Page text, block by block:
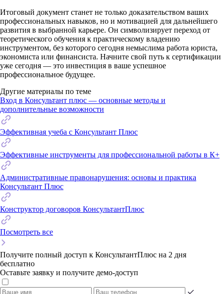
Итоговый документ станет не только доказательством ваших
профессиональных навыков, но и мотивацией для дальнейшего
развития в выбранной карьере. Он символизирует переход от
теоретического обучения к практическому владению
инструментом, без которого сегодня немыслима работа юриста,
экономиста или финансиста. Начните свой путь к сертификации
уже сегодня — это инвестиция в ваше успешное
профессиональное будущее.
Другие материалы по теме
Вход в Консультант плюс — основные методы и
дополнительные возможности
Эффективная учеба с Консультант Плюс
Эффективные инструменты для профессиональной работы в К+
Административные правонарушения: основы и практика
Консультант Плюс
Конструктор договоров КонсультантПлюс
Посмотреть все
Получите полный доступ к КонсультантПлюс на 2 дня
бесплатно
Оставьте заявку и получите демо-доступ